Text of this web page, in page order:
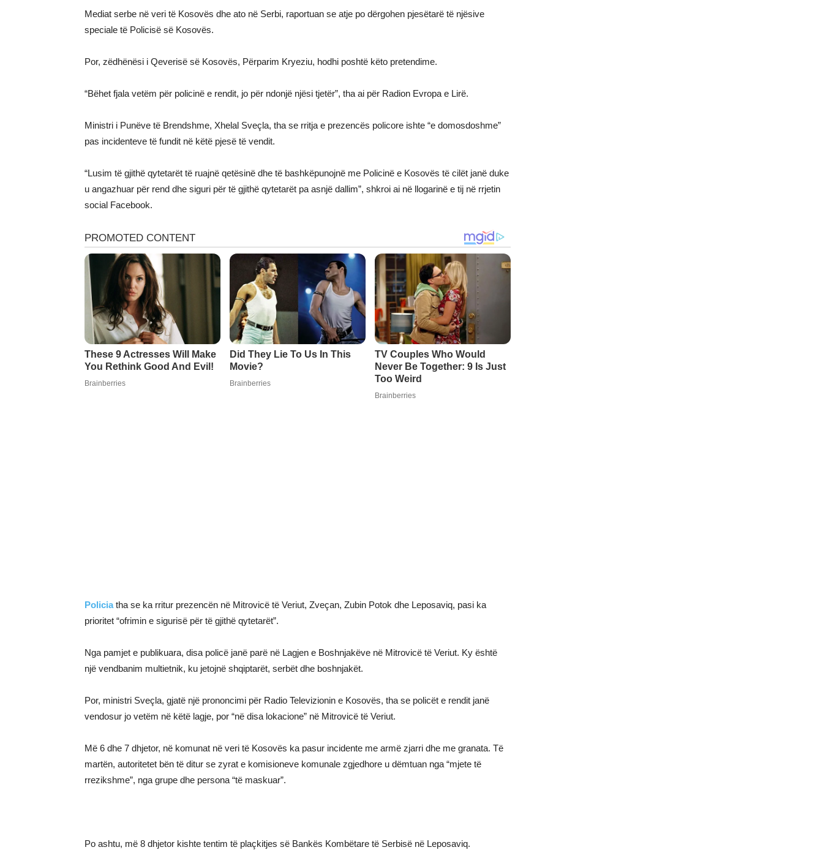
Mediat serbe në veri të Kosovës dhe ato në Serbi, raportuan se atje po dërgohen pjesëtarë të njësive
speciale të Policisë së Kosovës.
Por, zëdhënësi i Qeverisë së Kosovës, Përparim Kryeziu, hodhi poshtë këto pretendime.
“Bëhet fjala vetëm për policinë e rendit, jo për ndonjë njësi tjetër”, tha ai për Radion Evropa e Lirë.
Ministri i Punëve të Brendshme, Xhelal Sveçla, tha se rritja e prezencës policore ishte “e domosdoshme”
pas incidenteve të fundit në këtë pjesë të vendit.
“Lusim të gjithë qytetarët të ruajnë qetësinë dhe të bashkëpunojnë me Policinë e Kosovës të cilët janë duke
u angazhuar për rend dhe siguri për të gjithë qytetarët pa asnjë dallim”, shkroi ai në llogarinë e tij në rrjetin
social Facebook.
Policiatha se ka rritur prezencën në Mitrovicë të Veriut, Zveçan, Zubin Potok dhe Leposaviq, pasi ka
prioritet “ofrimin e sigurisë për të gjithë qytetarët”.
Nga pamjet e publikuara, disa policë janë parë në Lagjen e Boshnjakëve në Mitrovicë të Veriut. Ky është
një vendbanim multietnik, ku jetojnë shqiptarët, serbët dhe boshnjakët.
Por, ministri Sveçla, gjatë një prononcimi për Radio Televizionin e Kosovës, tha se policët e rendit janë
vendosur jo vetëm në këtë lagje, por “në disa lokacione” në Mitrovicë të Veriut.
Më 6 dhe 7 dhjetor, në komunat në veri të Kosovës ka pasur incidente me armë zjarri dhe me granata. Të
martën, autoritetet bën të ditur se zyrat e komisioneve komunale zgjedhore u dëmtuan nga “mjete të
rrezikshme”, nga grupe dhe persona “të maskuar”.
Po ashtu, më 8 dhjetor kishte tentim të plaçkitjes së Bankës Kombëtare të Serbisë në Leposaviq.